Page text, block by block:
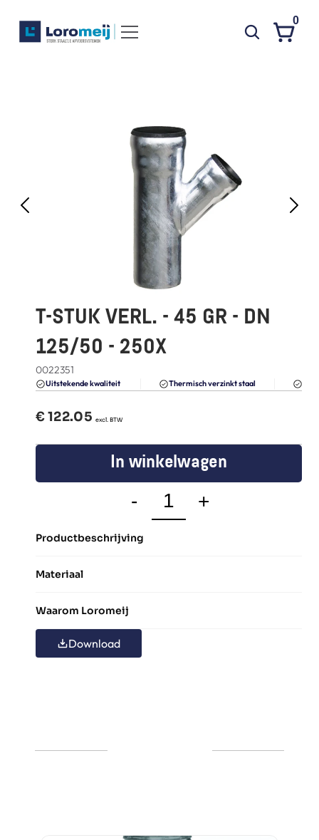
FAQ
Blogs
0
T-STUK VERL. - 45 GR - DN
125/50 - 250X
0022351
Uitstekende kwaliteit Thermisch verzinkt staal
€ 122.05
  excl. BTW
In winkelwagen
- +
Productbeschrijving
Materiaal
Waarom Loromeij
Download